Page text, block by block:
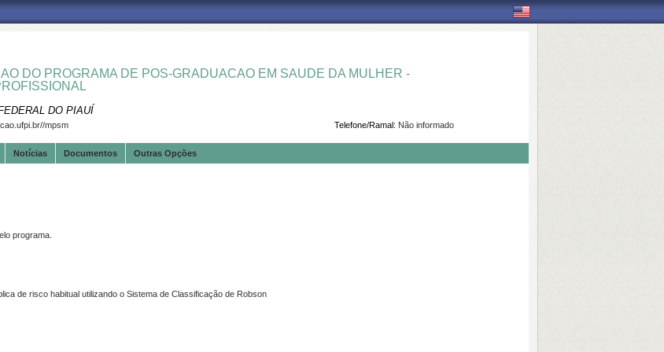
DO PROGRAMA DE POS-GRADUACAO EM SAUDE DA MULHER -
DO PIAUÍ
Telefone/Ramal: Não informado
mpsm
Notícias Documentos Outras Opções
programa.
de risco habitual utilizando o Sistema de Classificação de Robson